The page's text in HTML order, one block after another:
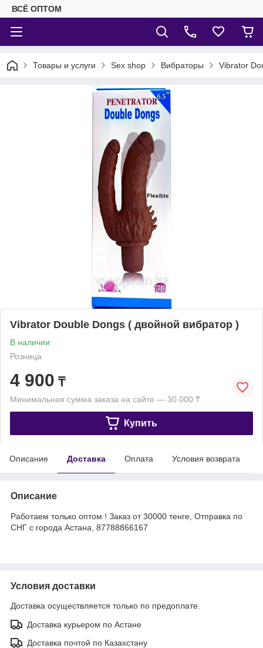
ВСЁ ОПТОМ
Товары и услуги Sex shop Вибраторы Vibrator
Vibrator Double Dongs ( двойной вибратор )
В наличии
Розница
4 900 ₸
Минимальная сумма заказа на сайте — 30 000 ₸
Купить
Описание Доставка Оплата Условия возврата
Описание
Работаем только оптом ! Заказ от 30000 тенге, Отправка по
СНГ с города Астана, 87788866167
Условия доставки
Доставка осуществляется только по предоплате.
Доставка курьером по Астане
Доставка почтой по Казахстану